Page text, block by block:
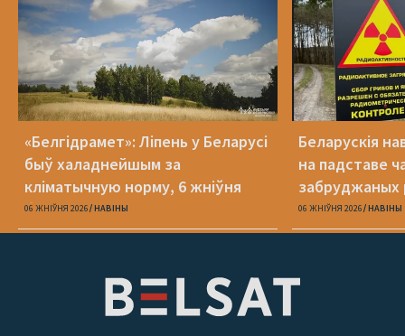
«Белгідрамет»: Ліпень у Беларусі
быў халаднейшым за
кліматычную норму, 6 жніўня
будзе +40 °С
06 ЖНІЎНЯ 2026 НАВІНЫ
Беларускія
на падставе
забруджаных
06 ЖНІЎНЯ 2026 НАВІНЫ